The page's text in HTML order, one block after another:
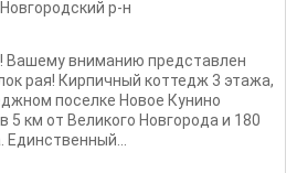
Новгородский р-н
Вашему вниманию представлен
рая! Кирпичный коттедж 3 этажа,
поселке Новое Кунино
5 км от Великого Новгорода и 180